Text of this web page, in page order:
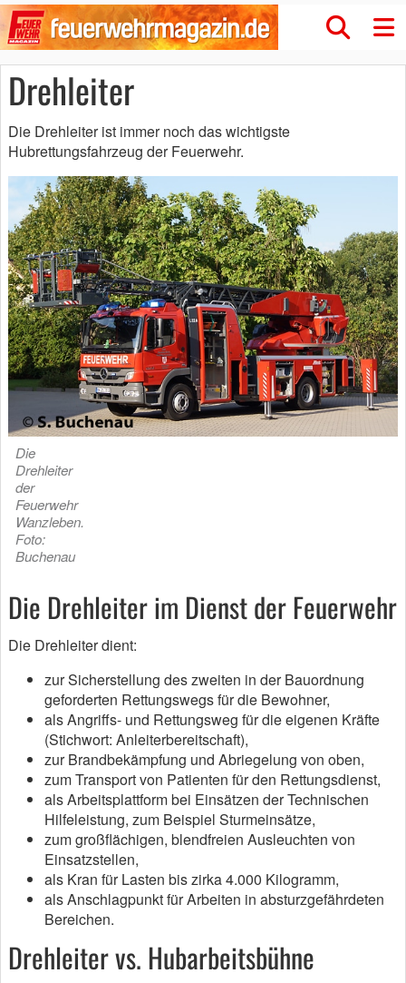
Drehleiter
Die Drehleiter ist immer noch das wichtigste
Hubrettungsfahrzeug der Feuerwehr.
Die
Drehleiter
der
Feuerwehr
Wanzleben.
Foto:
Buchenau
Die Drehleiter im Dienst der Feuerwehr
Die Drehleiter dient:
zur Sicherstellung des zweiten in der Bauordnung
geforderten Rettungswegs für die Bewohner,
als Angriffs- und Rettungsweg für die eigenen Kräfte
(Stichwort: Anleiterbereitschaft),
zur Brandbekämpfung und Abriegelung von oben,
zum Transport von Patienten für den Rettungsdienst,
als Arbeitsplattform bei Einsätzen der Technischen
Hilfeleistung, zum Beispiel Sturmeinsätze,
zum großflächigen, blendfreien Ausleuchten von
Einsatzstellen,
als Kran für Lasten bis zirka 4.000 Kilogramm,
als Anschlagpunkt für Arbeiten in absturzgefährdeten
Bereichen.
Drehleiter vs. Hubarbeitsbühne